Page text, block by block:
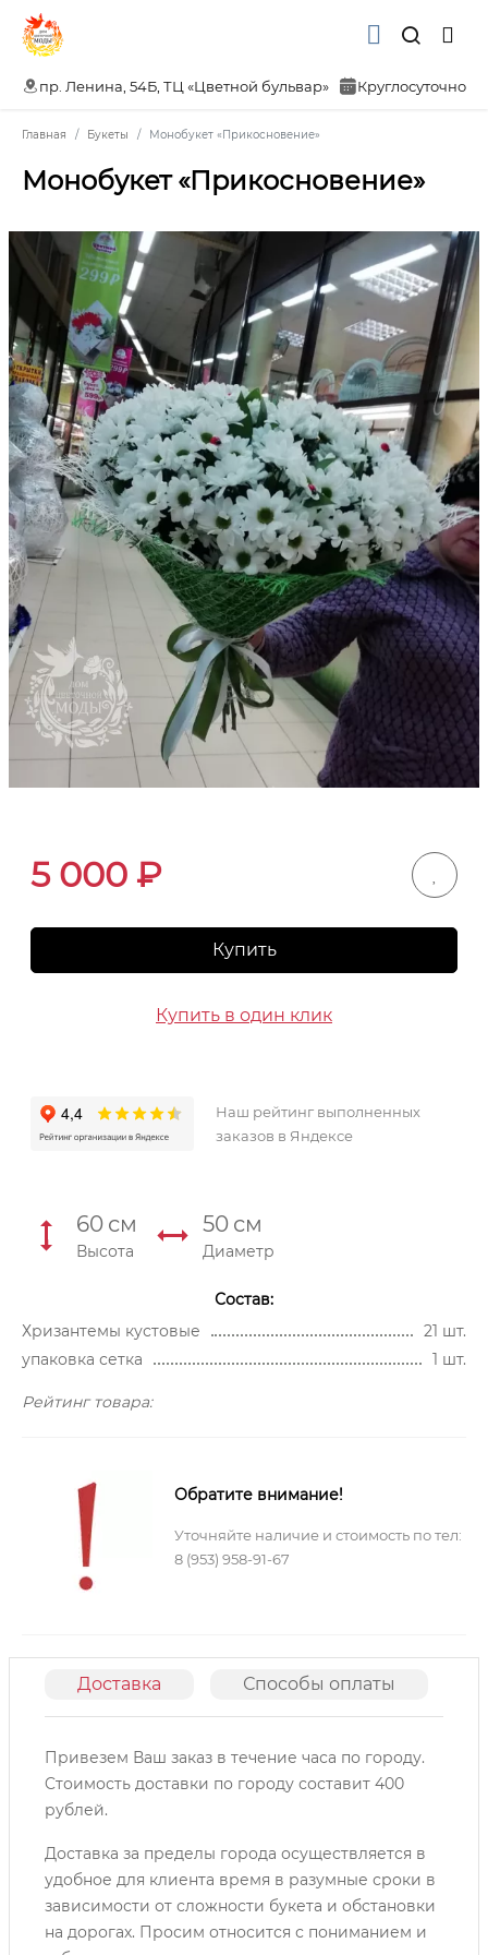
пр. Ленина, 54Б, ТЦ «Цветной бульвар» Круглосуточно
Главная Букеты Монобукет «Прикосновение»
Монобукет «Прикосновение»
5 000 ₽
Купить
Купить в один клик
Наш рейтинг выполненных
заказов в Яндексе
60 см
Высота
50 см
Диаметр
Состав:
Хризантемы кустовые
21 шт.
упаковка сетка
1 шт.
Рейтинг товара:
Обратите внимание!
Уточняйте наличие и стоимость по тел:
8 (953) 958-91-67
Доставка Способы оплаты
Привезем Ваш заказ в течение часа по городу.
Cтоимость доставки по городу составит 400
рублей.
Доставка за пределы города осуществляется в
удобное для клиента время в разумные сроки в
зависимости от сложности букета и обстановки
на дорогах. Просим относится с пониманием и